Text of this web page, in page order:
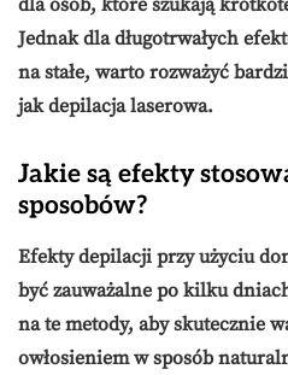
dla osób, które szukają
Jednak dla długotrwałych
na stałe, warto rozważyć
jak depilacja laserowa.
Jakie są efekty
sposobów?
Efekty depilacji przy użyciu
być zauważalne po kilku
na te metody, aby skutecznie
owłosieniemw sposób